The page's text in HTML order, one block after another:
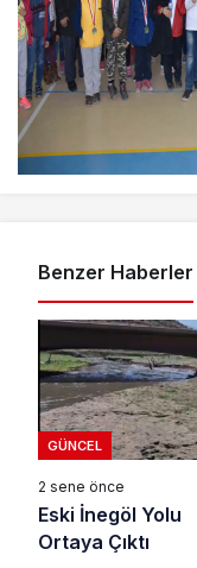
Benzer Haberler
GÜNCEL
2 sene önce
Eski İnegöl Yolu
Ortaya Çıktı